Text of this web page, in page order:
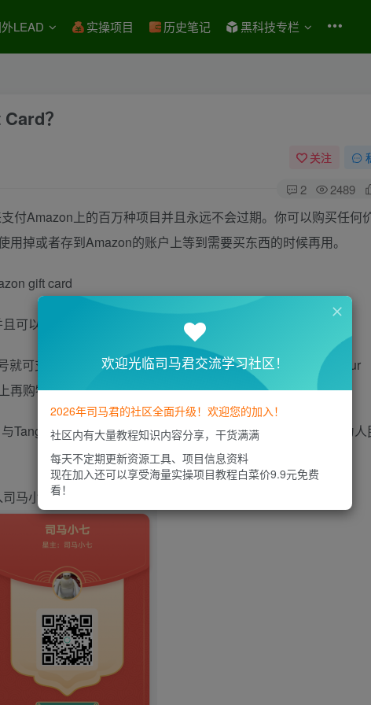
LEAD 实操项目 历史笔记 黑科技专栏
？
关注
2 2489
付Amazon上的百万种项目并且永远不会过期。你可以购买任何
掉或者存到Amazon的账户上等到需要买东西的时候再用。
可以累积。
可支付。或者先进入Your Account > Apply a Gift Card to Your
再购物支付。
Tango Card一样，国内专门有人收购兑换Amazon Gift Card为人
马小七的知识星球：搜索司马小七或者下方扫码即可！
欢迎光临司马君交流学习社区！
2026年司马君的社区全面升级！欢迎您的加入！
社区内有大量教程知识内容分享，干货满满
每天不定期更新资源工具、项目信息资料
现在加入还可以享受海量实操项目教程白菜价9.9元免费
看！